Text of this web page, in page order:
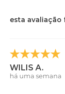
esta avaliação
WILIS A.
há uma semana